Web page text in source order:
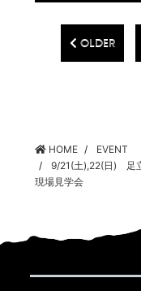
OLDER
HOME
EVENT
9/21(土),22(日) 足
現場見学会